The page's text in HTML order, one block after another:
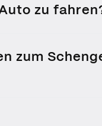
zu
Ein
aber keinen
zum
Länder, darunter die